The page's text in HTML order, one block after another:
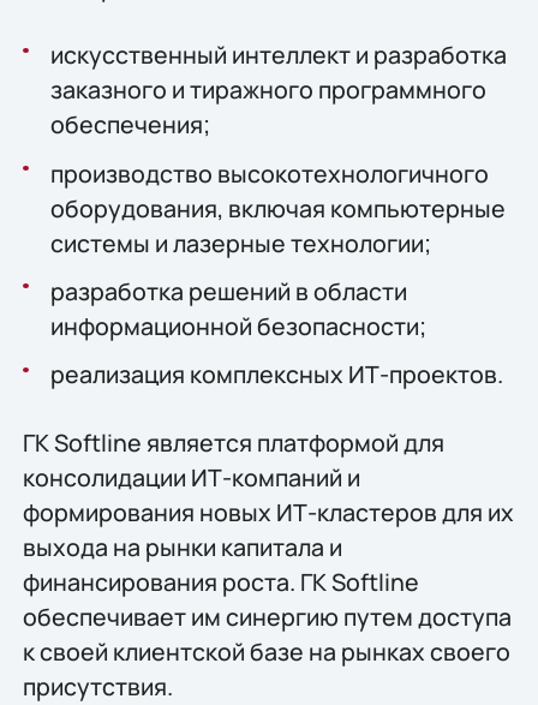
искусственный интеллект и разработка
заказного и тиражного программного
обеспечения;
производство высокотехнологичного
оборудования, включая компьютерные
системы и лазерные технологии;
разработка решений в области
информационной безопасности;
реализация комплексных ИТ-проектов.
ГК Softline является платформой для
консолидации ИТ-компаний и
формирования новых ИТ-кластеров для их
выхода на рынки капитала и
финансирования роста. ГК Softline
обеспечивает им синергию путем доступа
к своей клиентской базе на рынках своего
присутствия.